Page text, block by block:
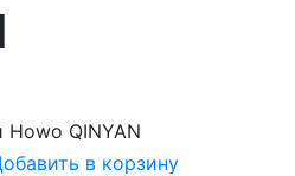
QINYAN
в корзину